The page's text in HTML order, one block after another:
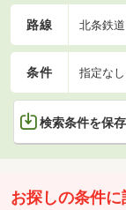
路線 北条鉄道
条件 指定なし
検索条件を保存
お探しの条件に